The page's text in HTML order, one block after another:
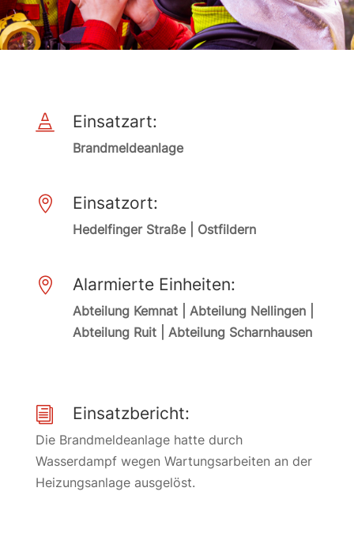
 Einsatzart:
Brandmeldeanlage
 Einsatzort:
Hedelfinger Straße | Ostfildern
 Alarmierte Einheiten:
Abteilung Kemnat | Abteilung Nellingen |
Abteilung Ruit | Abteilung Scharnhausen
i Einsatzbericht:
Die Brandmeldeanlage hatte durch
Wasserdampf wegen Wartungsarbeiten an der
Heizungsanlage ausgelöst.